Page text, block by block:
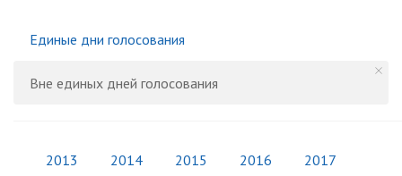
Единые дни голосования
Вне единых дней голосования
2013 2014 2015 2016 2017